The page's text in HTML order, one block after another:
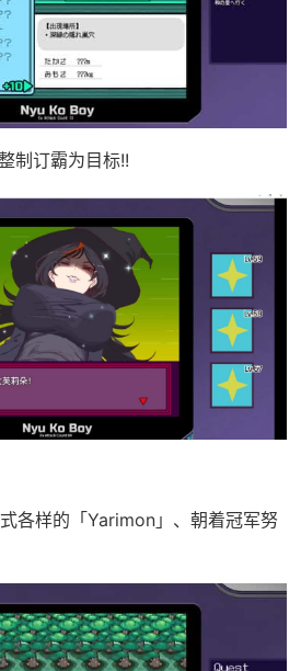
制订霸为目标!!
各样的「Yarimon」、朝着冠军努